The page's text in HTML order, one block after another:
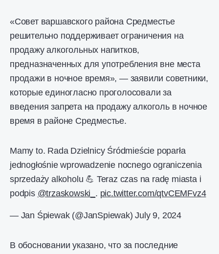
«Совет варшавского района Средместье
решительно поддерживает ограничения на
продажу алкогольных напитков,
предназначенных для употребления вне места
продажи в ночное время», — заявили советники,
которые единогласно проголосовали за
введения запрета на продажу алкоголь в ночное
время в районе Средместье.
Mamy to. Rada Dzielnicy Śródmieście poparła
jednogłośnie wprowadzenie nocnego ograniczenia
sprzedaży alkoholu 💪 Teraz czas na radę miasta i
podpis @trzaskowski_ . pic.twitter.com/qtvCEMFvz4
— Jan Śpiewak (@JanSpiewak)July 9, 2024
В обосновании указано, что за последние